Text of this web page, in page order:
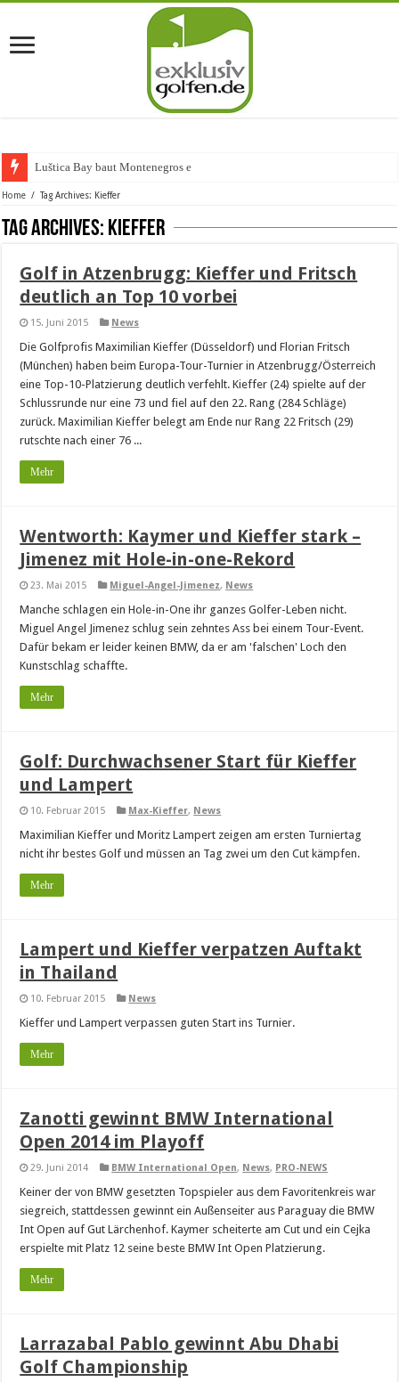
Luštica Bay baut Montenegros erste Go
Home / Tag Archives: Kieffer
Tag Archives: Kieffer
Golf in Atzenbrugg: Kieffer und Fritsch
deutlich an Top 10 vorbei
15. Juni 2015 News
Die Golfprofis Maximilian Kieffer (Düsseldorf) und Florian Fritsch
(München) haben beim Europa-Tour-Turnier in Atzenbrugg/Österreich
eine Top-10-Platzierung deutlich verfehlt. Kieffer (24) spielte auf der
Schlussrunde nur eine 73 und fiel auf den 22. Rang (284 Schläge)
zurück. Maximilian Kieffer belegt am Ende nur Rang 22 Fritsch (29)
rutschte nach einer 76 ...
Mehr
Wentworth: Kaymer und Kieffer stark –
Jimenez mit Hole-in-one-Rekord
23. Mai 2015 Miguel-Angel-Jimenez, News
Manche schlagen ein Hole-in-One ihr ganzes Golfer-Leben nicht.
Miguel Angel Jimenez schlug sein zehntes Ass bei einem Tour-Event.
Dafür bekam er leider keinen BMW, da er am 'falschen' Loch den
Kunstschlag schaffte.
Mehr
Golf: Durchwachsener Start für Kieffer
und Lampert
10. Februar 2015 Max-Kieffer, News
Maximilian Kieffer und Moritz Lampert zeigen am ersten Turniertag
nicht ihr bestes Golf und müssen an Tag zwei um den Cut kämpfen.
Mehr
Lampert und Kieffer verpatzen Auftakt
in Thailand
10. Februar 2015 News
Kieffer und Lampert verpassen guten Start ins Turnier.
Mehr
Zanotti gewinnt BMW International
Open 2014 im Playoff
29. Juni 2014 BMW International Open, News, PRO-NEWS
Keiner der von BMW gesetzten Topspieler aus dem Favoritenkreis war
siegreich, stattdessen gewinnt ein Außenseiter aus Paraguay die BMW
Int Open auf Gut Lärchenhof. Kaymer scheiterte am Cut und ein Cejka
erspielte mit Platz 12 seine beste BMW Int Open Platzierung.
Mehr
Larrazabal Pablo gewinnt Abu Dhabi
Golf Championship